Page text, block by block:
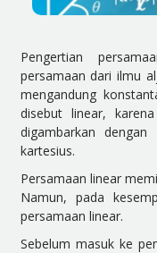
Pengertian p
persamaan dari ilmu
mengandung
disebut linear,
digambarkan
kartesius.
Persamaan linear
Namun, pada
persamaan linear.
Sebelum masuk ke